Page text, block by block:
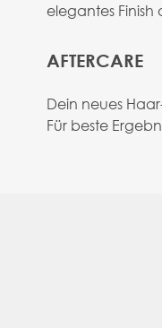
elegantes Finish
AFTERCARE
Dein neues
Für beste